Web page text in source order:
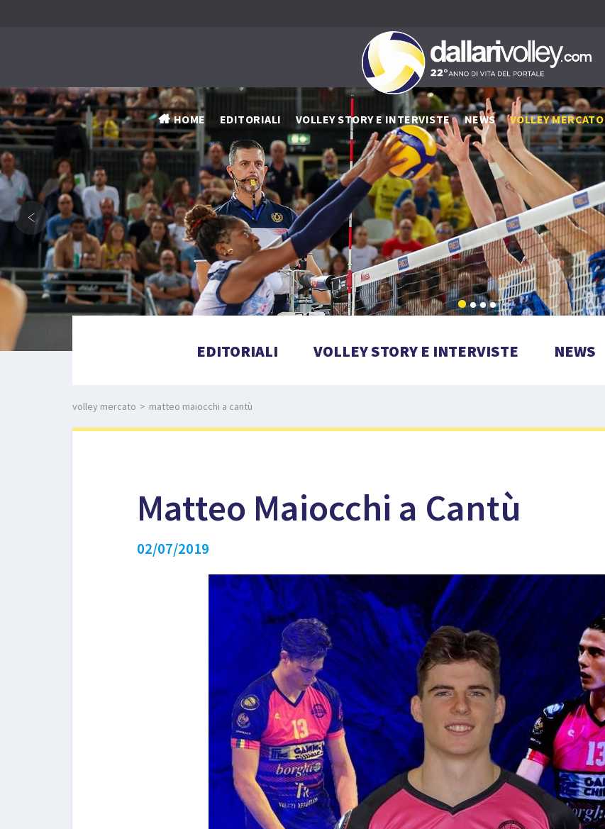
HOME EDITORIALI VOLLEY STORY E INTERVISTE NEWS VOLLEY MERCATO
‹
EDITORIALI VOLLEY STORY E INTERVISTE NEWS
volley mercato > matteo maiocchi a cantù
Matteo Maiocchi a Cantù
02/07/2019